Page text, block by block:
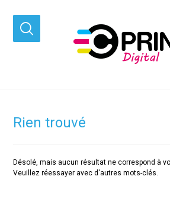
Rien trouvé
Désolé, mais aucun résultat ne correspond à
Veuillez réessayer avec d'autres mots-clés.